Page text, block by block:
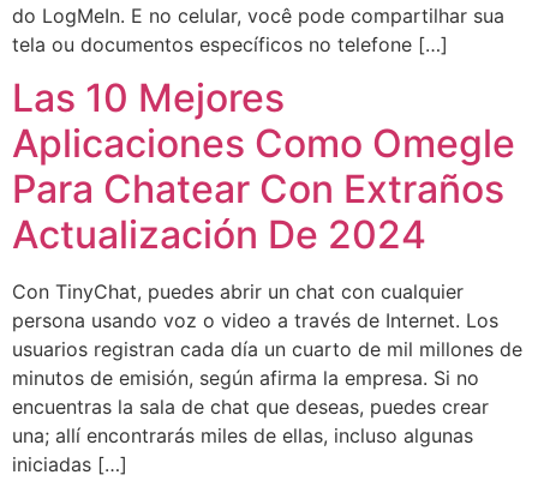
do LogMeIn. E no celular, você pode compartilhar sua
tela ou documentos específicos no telefone […]
Las 10 Mejores
Aplicaciones Como Omegle
Para Chatear Con Extraños
Actualización De 2024
Con TinyChat, puedes abrir un chat con cualquier
persona usando voz o video a través de Internet. Los
usuarios registran cada día un cuarto de mil millones de
minutos de emisión, según afirma la empresa. Si no
encuentras la sala de chat que deseas, puedes crear
una; allí encontrarás miles de ellas, incluso algunas
iniciadas […]